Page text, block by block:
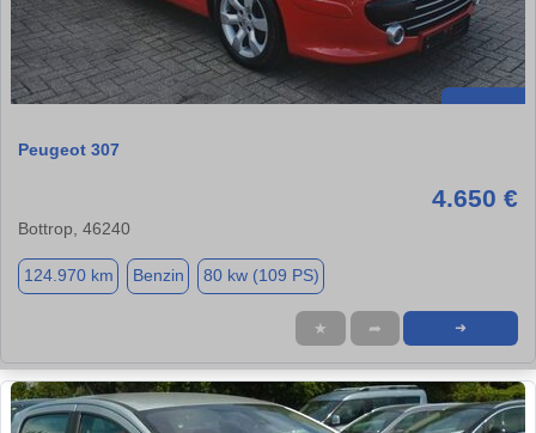
Peugeot 307
4.650 €
Bottrop, 46240
124.970 km Benzin 80 kw (109 PS)
★ ➦ ➜